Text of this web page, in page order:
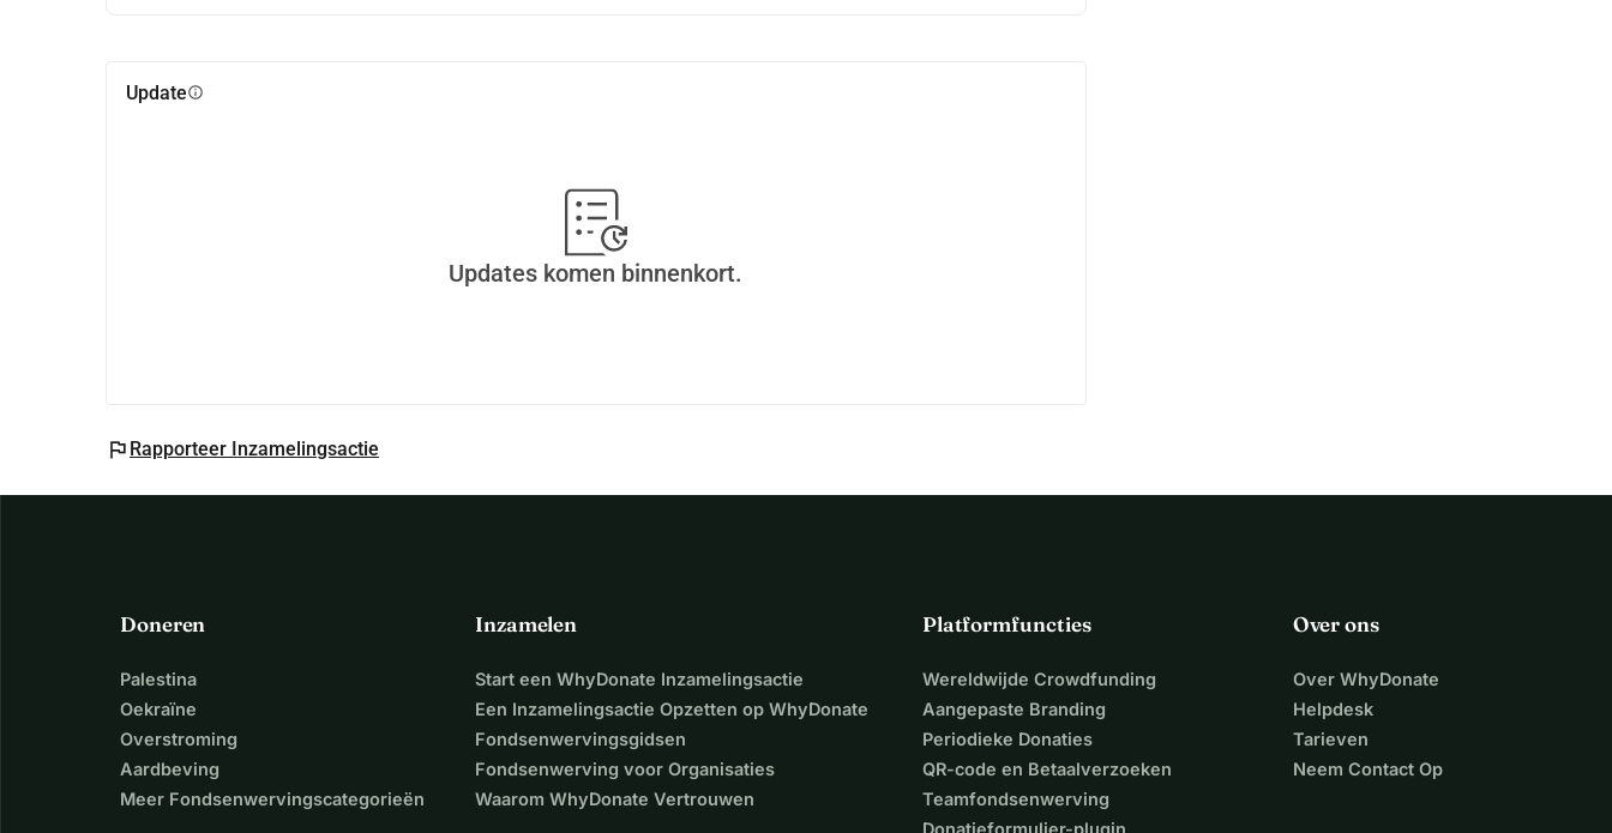
Updateinfo
Updates komen binnenkort.
flag Rapporteer Inzamelingsactie
Doneren
Palestina
Oekraïne
Overstroming
Aardbeving
Meer Fondsenwervingscategorieën
Inzamelen
Start een WhyDonate Inzamelingsactie
Een Inzamelingsactie Opzetten op WhyDonate
Fondsenwervingsgidsen
Fondsenwerving voor Organisaties
Waarom WhyDonate Vertrouwen
Platformfuncties
Wereldwijde Crowdfunding
Aangepaste Branding
Periodieke Donaties
QR-code en Betaalverzoeken
Teamfondsenwerving
Over ons
Over WhyDonate
Helpdesk
Tarieven
Neem Contact Op